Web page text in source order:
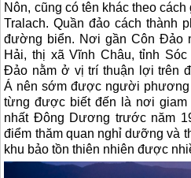
Nôn, cũng có tên khác theo
Tralach. Quần đảo cách thành
đường biển. Nơi gần Côn Đảo
Hải, thị xã Vĩnh Châu, tỉnh
Đảo nằm ở vị trí thuận lợi trên
Á nên sớm được người
từng được biết đến là nơi
nhất Đông Dương trước năm
điểm thăm quan nghỉ dưỡng và
khu bảo tồn thiên nhiên được